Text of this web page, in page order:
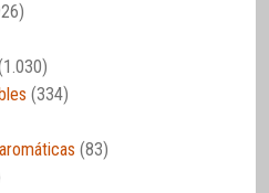
(334)
(83)